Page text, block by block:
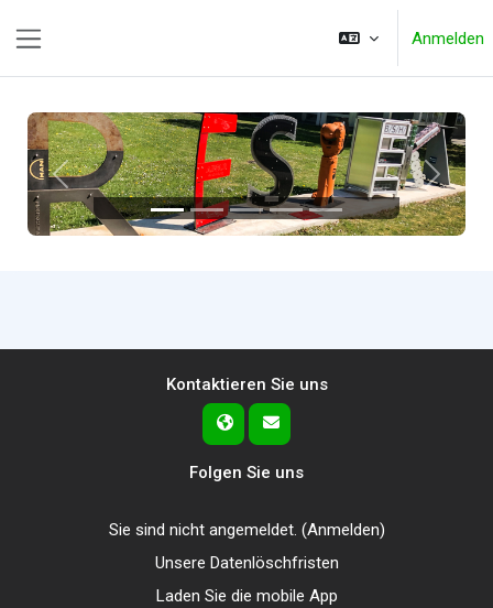
Anmelden
Zurück Weiter
Kontaktieren Sie uns
Folgen Sie uns
Sie sind nicht angemeldet. (Anmelden)
Unsere Datenlöschfristen
Laden Sie die mobile App